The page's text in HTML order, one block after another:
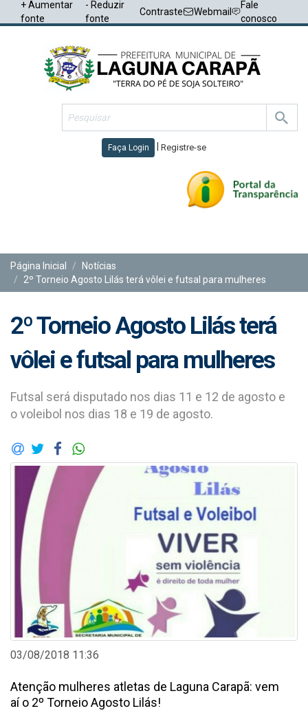
+ Aumentar
fonte
- Reduzir
fonte
Contraste Webmail
Fale
conosco
Faça Login Registre-se
Página Inicial
Notícias
2º Torneio Agosto Lilás terá vôlei e futsal para mulheres
2º Torneio Agosto Lilás terá
vôlei e futsal para mulheres
Futsal será disputado nos dias 11 e 12 de agosto e
o voleibol nos dias 18 e 19 de agosto.
03/08/2018 11:36
Atenção mulheres atletas de Laguna Carapã: vem
aí o 2º Torneio Agosto Lilás!